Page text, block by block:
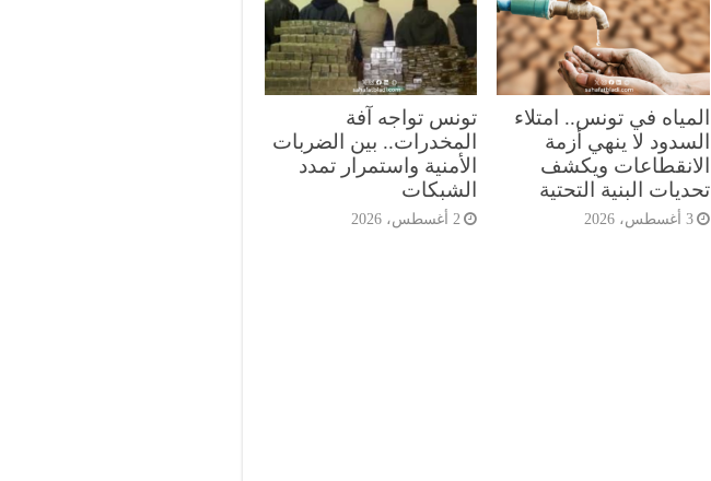
المياه في تونس.. امتلاء
السدود لا ينهي أزمة
الانقطاعات ويكشف
تحديات البنية التحتية
3 أغسطس، 2026
تونس تواجه آفة
المخدرات.. بين الضربات
الأمنية واستمرار تمدد
الشبكات
2 أغسطس، 2026